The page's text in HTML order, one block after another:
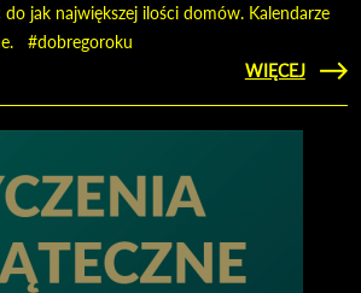
jak największej ilości domów. Kalendarze
#dobregoroku
CZYTAJ
WIĘCEJ O